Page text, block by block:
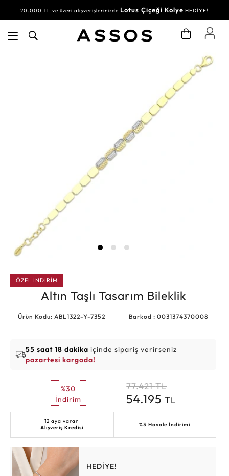
20.000 TL ve üzeri alışverişlerinizde Lotus Çiçeği Kolye HEDİYE!
ÖZEL İNDİRİM
Altın Taşlı Tasarım Bileklik
Ürün Kodu: ABL1322-Y-7352 Barkod : 0031374370008
55 saat 18 dakika içinde sipariş verirseniz
pazartesi kargoda!
%30
İndirim
77.421 TL
54.195TL
12 aya varan
Alışveriş Kredisi
%3 Havale İndirimi
HEDİYE!